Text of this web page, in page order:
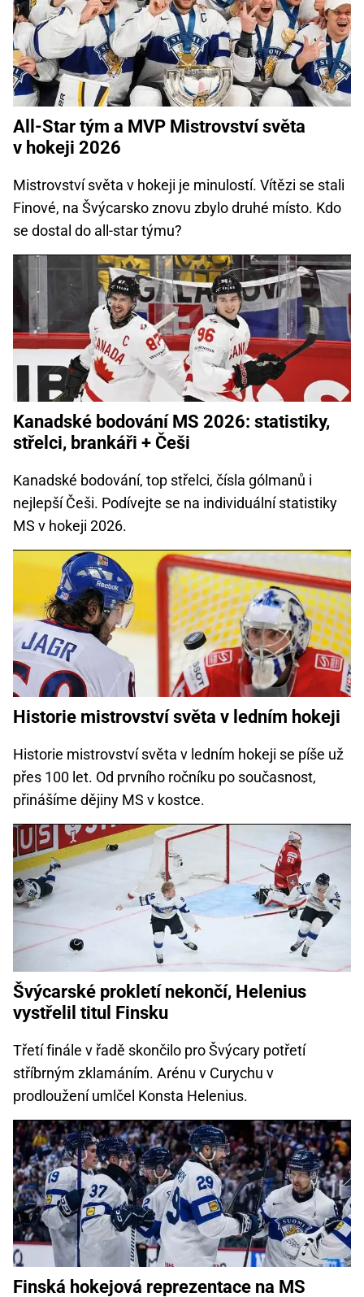
All-Star tým a MVP Mistrovství světa
v hokeji 2026
Mistrovství světa v hokeji je minulostí. Vítězi se stali
Finové, na Švýcarsko znovu zbylo druhé místo. Kdo
se dostal do all-star týmu?
Kanadské bodování MS 2026: statistiky,
střelci, brankáři + Češi
Kanadské bodování, top střelci, čísla gólmanů i
nejlepší Češi. Podívejte se na individuální statistiky
MS v hokeji 2026.
Historie mistrovství světa v ledním hokeji
Historie mistrovství světa v ledním hokeji se píše už
přes 100 let. Od prvního ročníku po současnost,
přinášíme dějiny MS v kostce.
Švýcarské prokletí nekončí, Helenius
vystřelil titul Finsku
Třetí finále v řadě skončilo pro Švýcary potřetí
stříbrným zklamáním. Arénu v Curychu v
prodloužení umlčel Konsta Helenius.
Finská hokejová reprezentace na MS